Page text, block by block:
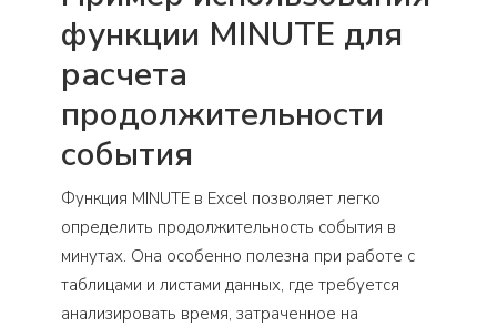
функции MINUTE для
расчета
продолжительности
события
Функция MINUTE в Excel позволяет легко
определить продолжительность события в
минутах. Она особенно полезна при работе с
таблицами и листами данных, где требуется
анализировать время, затраченное на